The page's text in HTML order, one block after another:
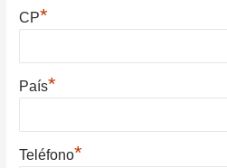
CP*
País*
Teléfono*